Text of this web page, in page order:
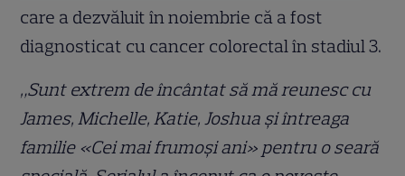
care a dezvăluit în noiembrie că a fost
diagnosticat cu cancer colorectal în stadiul 3.
„Sunt extrem de încântat să mă reunesc cu
James, Michelle, Katie, Joshua și întreaga
familie «Cei mai frumoși ani» pentru o seară